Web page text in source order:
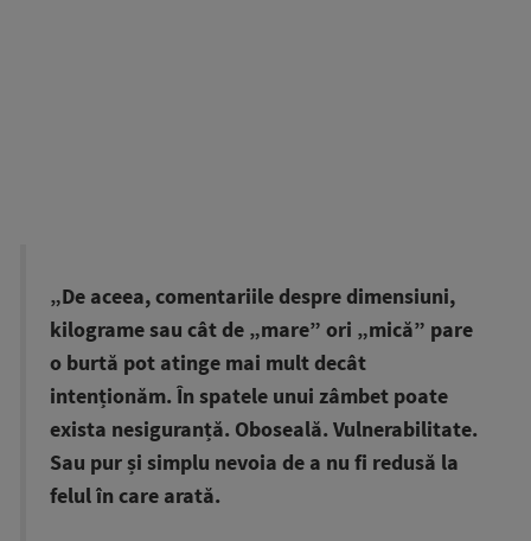
„De aceea, comentariile despre dimensiuni,
kilograme sau cât de „mare” ori „mică” pare
o burtă pot atinge mai mult decât
intenționăm. În spatele unui zâmbet poate
exista nesiguranță. Oboseală. Vulnerabilitate.
Sau pur și simplu nevoia de a nu fi redusă la
felul în care arată.